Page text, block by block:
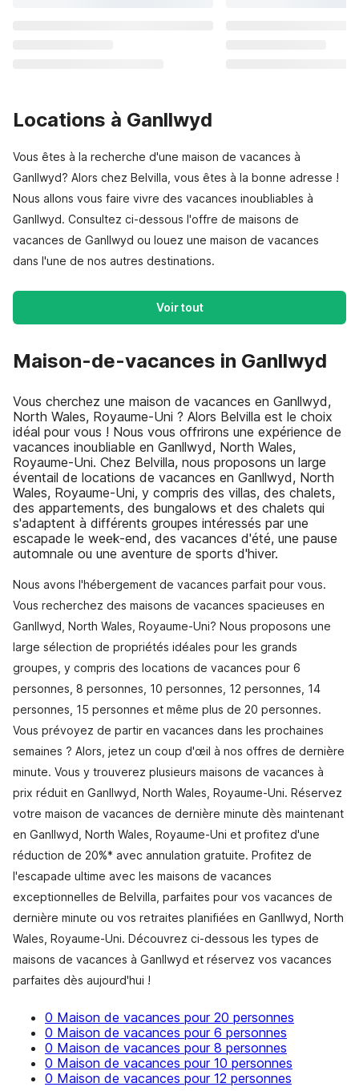
Locations à Ganllwyd
Vous êtes à la recherche d'une maison de vacances à
Ganllwyd? Alors chez Belvilla, vous êtes à la bonne adresse !
Nous allons vous faire vivre des vacances inoubliables à
Ganllwyd. Consultez ci-dessous l'offre de maisons de
vacances de Ganllwyd ou louez une maison de vacances
dans l'une de nos autres destinations.
Voir tout
Maison-de-vacances in Ganllwyd
Vous cherchez une maison de vacances en Ganllwyd,
North Wales, Royaume-Uni ? Alors Belvilla est le choix
idéal pour vous ! Nous vous offrirons une expérience de
vacances inoubliable en Ganllwyd, North Wales,
Royaume-Uni. Chez Belvilla, nous proposons un large
éventail de locations de vacances en Ganllwyd, North
Wales, Royaume-Uni, y compris des villas, des chalets,
des appartements, des bungalows et des chalets qui
s'adaptent à différents groupes intéressés par une
escapade le week-end, des vacances d'été, une pause
automnale ou une aventure de sports d'hiver.
Nous avons l'hébergement de vacances parfait pour vous.
Vous recherchez des maisons de vacances spacieuses en
Ganllwyd, North Wales, Royaume-Uni? Nous proposons une
large sélection de propriétés idéales pour les grands
groupes, y compris des locations de vacances pour 6
personnes, 8 personnes, 10 personnes, 12 personnes, 14
personnes, 15 personnes et même plus de 20 personnes.
Vous prévoyez de partir en vacances dans les prochaines
semaines ? Alors, jetez un coup d'œil à nos offres de dernière
minute. Vous y trouverez plusieurs maisons de vacances à
prix réduit en Ganllwyd, North Wales, Royaume-Uni. Réservez
votre maison de vacances de dernière minute dès maintenant
en Ganllwyd, North Wales, Royaume-Uni et profitez d'une
réduction de 20%* avec annulation gratuite. Profitez de
l'escapade ultime avec les maisons de vacances
exceptionnelles de Belvilla, parfaites pour vos vacances de
dernière minute ou vos retraites planifiées en Ganllwyd, North
Wales, Royaume-Uni. Découvrez ci-dessous les types de
maisons de vacances à Ganllwyd et réservez vos vacances
parfaites dès aujourd'hui !
0 Maison de vacances pour 20 personnes
0 Maison de vacances pour 6 personnes
0 Maison de vacances pour 8 personnes
0 Maison de vacances pour 10 personnes
0 Maison de vacances pour 12 personnes